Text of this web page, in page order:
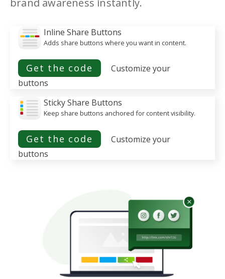
brand awareness instantly.
Inline Share Buttons
Adds share buttons where you want in content.
Get the code
Customize your
buttons
Sticky Share Buttons
Keep share buttons anchored for content visibility.
Get the code
Customize your
buttons